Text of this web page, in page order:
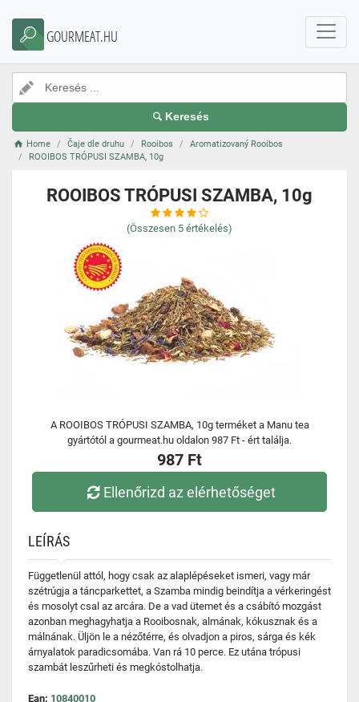
GOURMEAT.HU
Keresés
Home Čaje dle druhu Rooibos
Aromatizovaný Rooibos
ROOIBOS TRÓPUSI SZAMBA, 10g
ROOIBOS TRÓPUSI SZAMBA, 10g
(Összesen 5 értékelés)
A ROOIBOS TRÓPUSI SZAMBA, 10g terméket a Manu tea
gyártótól a gourmeat.hu oldalon 987 Ft - ért találja.
987 Ft
Ellenőrizd az elérhetőséget
LEÍRÁS
Függetlenül attól, hogy csak az alaplépéseket ismeri, vagy már
szétrúgja a táncparkettet, a Szamba mindig beindítja a vérkeringést
és mosolyt csal az arcára. De a vad ütemet és a csábító mozgást
azonban meghagyhatja a Rooibosnak, almának, kókusznak és a
málnának. Üljön le a nézőtérre, és olvadjon a piros, sárga és kék
árnyalatok paradicsomába. Van rá 10 perce. Ez utána trópusi
szambát leszűrheti és megkóstolhatja.
Ean: 10840010